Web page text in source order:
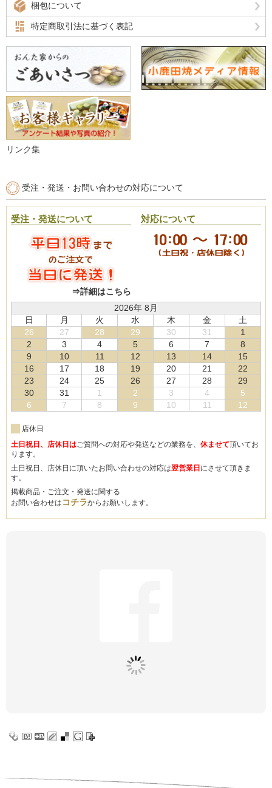
梱包について
特定商取引法に基づく表記
リンク集
受注・発送・お問い合わせの対応について
受注・発送について
⇒詳細はこちら
対応について
2026年 8月
日
月 火 水 木 金
土
26
27 28 29 30 31
1
2
3 4 5 6 7
8
9
10 11 12 13 14
15
16
17 18 19 20 21
22
23
24 25 26 27 28
29
30
31 1 2 3 4
5
6
7 8 9 10 11 12
店休日
土日祝日、店休日はご質問への対応や発送などの業務を、 休ませて頂いてお
ります。
土日祝日、店休日に頂いたお問い合わせの対応は翌営業日 にさせて頂きま
す。
掲載商品・ご注文・発送に関する
お問い合わせは コチラからお願いします。